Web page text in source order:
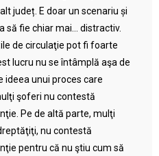
județ. E doar un scenariu și
să fie chiar mai… distractiv.
de circulaţie pot fi foarte
lucru nu se întâmplă aşa de
ideea unui proces care
şoferi nu contestă
Pe de altă parte, mulţi
nu contestă
pentru că nu ştiu cum să